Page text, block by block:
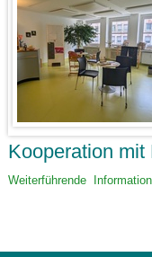
Kooperation
Weiterführende